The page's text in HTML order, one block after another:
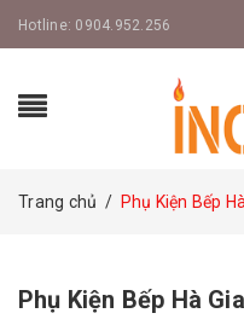
Hotline: 0904.952.256
Trang chủ / Phụ Kiện Bếp
Phụ Kiện Bếp Hà